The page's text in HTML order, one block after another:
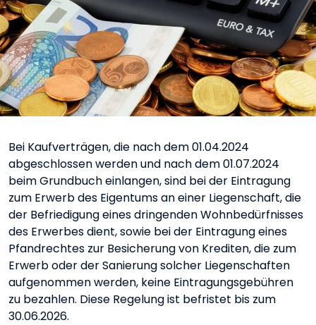
Bei Kaufverträgen, die nach dem 01.04.2024
abgeschlossen werden und nach dem 01.07.2024
beim Grundbuch einlangen, sind bei der Eintragung
zum Erwerb des Eigentums an einer Liegenschaft, die
der Befriedigung eines dringenden Wohnbedürfnisses
des Erwerbes dient, sowie bei der Eintragung eines
Pfandrechtes zur Besicherung von Krediten, die zum
Erwerb oder der Sanierung solcher Liegenschaften
aufgenommen werden, keine Eintragungsgebühren
zu bezahlen. Diese Regelung ist befristet bis zum
30.06.2026.